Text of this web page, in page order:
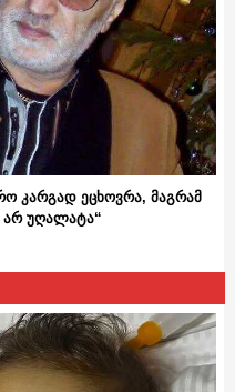
კარგად ეცხოვრა, მაგრამ
არ უღალატა“